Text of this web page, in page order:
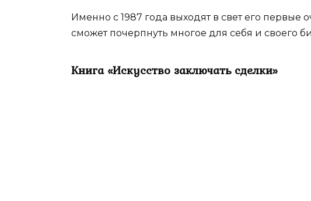
Именно с 1987 года выходят в свет его
сможет почерпнуть многое для себя и своего
Книга «Искусство заключать сделки»